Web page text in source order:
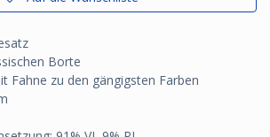
Borte
Fahne zu den gängigsten Farben